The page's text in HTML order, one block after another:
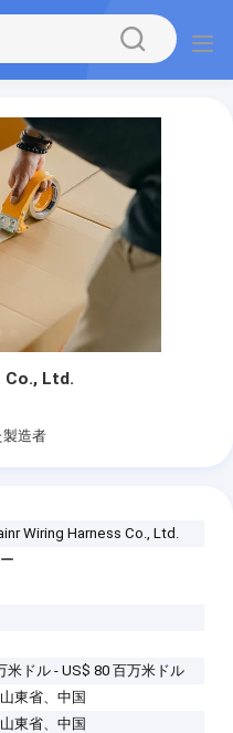
Co., Ltd.
造者
Wiring Harness Co., Ltd.
米ドル - US$ 80 百万米ドル
東省、中国
東省、中国